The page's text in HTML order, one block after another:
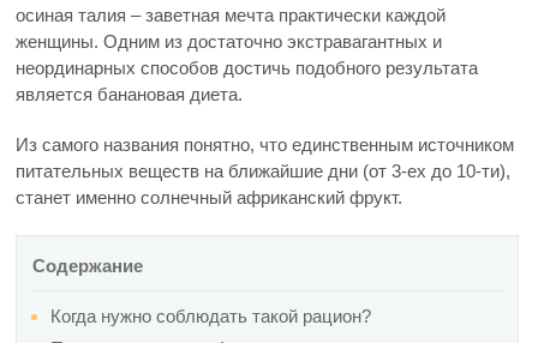
осиная талия – заветная мечта практически каждой
женщины. Одним из достаточно экстравагантных и
неординарных способов достичь подобного результата
является банановая диета.
Из самого названия понятно, что единственным источником
питательных веществ на ближайшие дни (от 3-ех до 10-ти),
станет именно солнечный африканский фрукт.
Содержание
Когда нужно соблюдать такой рацион?